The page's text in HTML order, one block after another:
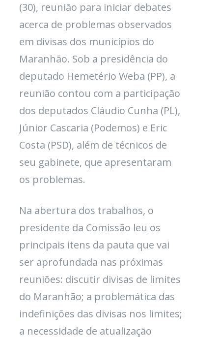
(30), reunião para iniciar debates
acerca de problemas observados
em divisas dos municípios do
Maranhão. Sob a presidência do
deputado Hemetério Weba (PP), a
reunião contou com a participação
dos deputados Cláudio Cunha (PL),
Júnior Cascaria (Podemos) e Eric
Costa (PSD), além de técnicos de
seu gabinete, que apresentaram
os problemas.
Na abertura dos trabalhos, o
presidente da Comissão leu os
principais itens da pauta que vai
ser aprofundada nas próximas
reuniões: discutir divisas de limites
do Maranhão; a problemática das
indefinições das divisas nos limites;
a necessidade de atualização